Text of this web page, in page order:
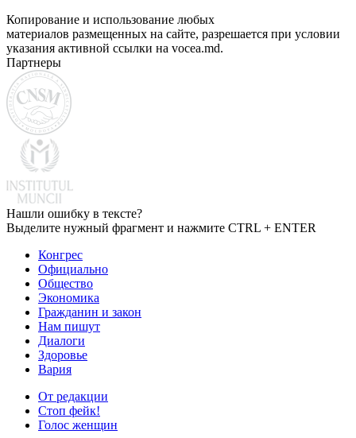
Копирование и использование любых
материалов размещенных на сайте, разрешается при условии
указания активной ссылки на vocea.md.
Партнеры
Нашли ошибку в тексте?
Выделите нужный фрагмент и нажмите CTRL + ENTER
Конгрес
Официально
Общество
Экономика
Гражданин и закон
Нам пишут
Диалоги
Здоровье
Вария
От редакции
Стоп фейк!
Голос женщин